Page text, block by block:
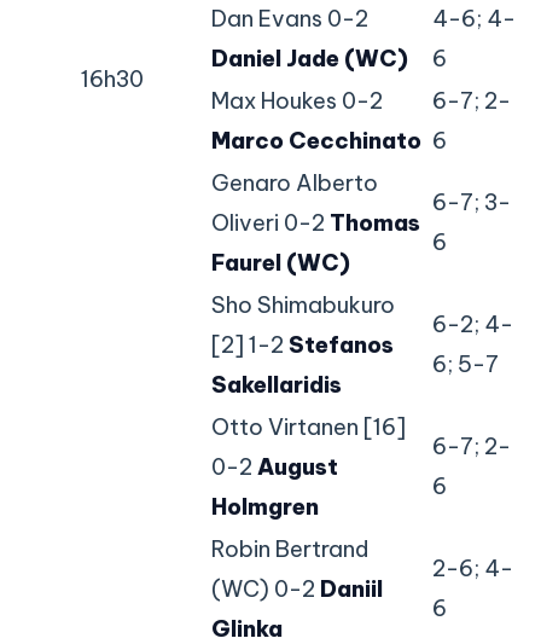
16h30
Dan Evans 0-2
Daniel Jade (WC)
4-6; 4-
6
Max Houkes 0-2
Marco Cecchinato
6-7; 2-
6
Genaro Alberto
Oliveri 0-2 Thomas
Faurel (WC)
6-7; 3-
6
Sho Shimabukuro
[2] 1-2 Stefanos
Sakellaridis
6-2; 4-
6; 5-7
Otto Virtanen [16]
0-2 August
Holmgren
6-7; 2-
6
Robin Bertrand
(WC) 0-2 Daniil
Glinka
2-6; 4-
6